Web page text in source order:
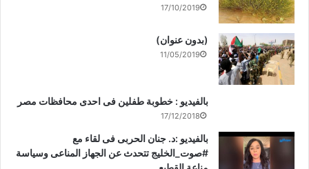
17/10/2019
(بدون عنوان)
11/05/2019
بالفيديو : خطوبة طفلين فى احدى محافظات مصر
17/12/2018
بالفيديو :د. جنان الحربى فى لقاء مع
#صوت_الخليج تتحدث عن الجهاز المناعى وسياسة